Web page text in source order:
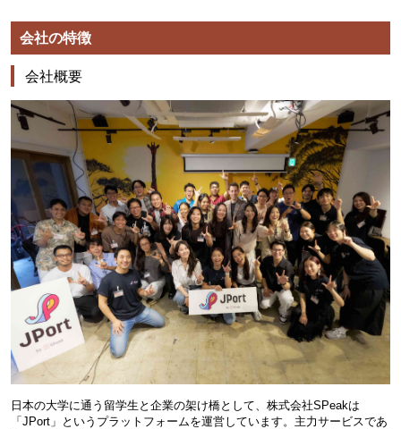
会社の特徴
会社概要
日本の大学に通う留学生と企業の架け橋として、株式会社SPeakは
「JPort」というプラットフォームを運営しています。主力サービスであ